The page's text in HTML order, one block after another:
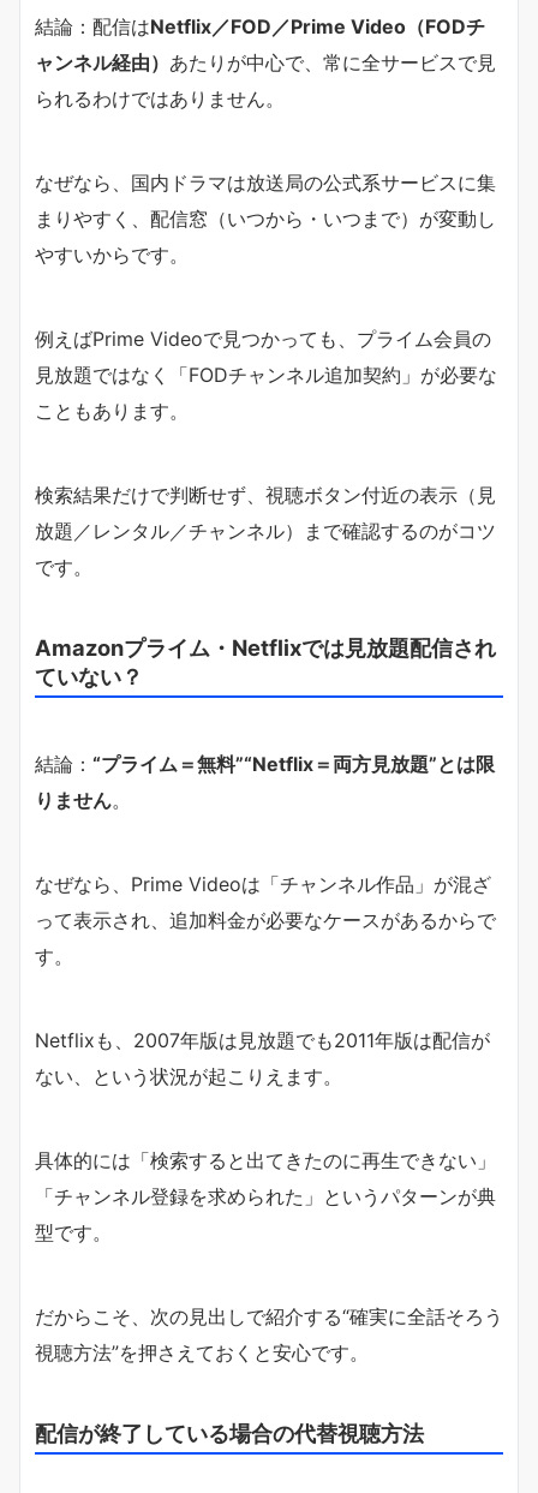
結論：配信はNetflix／FOD／Prime Video（FODチ
ャンネル経由） あたりが中心で、常に全サービスで見
られるわけではありません。
なぜなら、国内ドラマは放送局の公式系サービスに集
まりやすく、配信窓（いつから・いつまで）が変動し
やすいからです。
例えばPrime Videoで見つかっても、プライム会員の
見放題ではなく「FODチャンネル追加契約」が必要な
こともあります。
検索結果だけで判断せず、視聴ボタン付近の表示（見
放題／レンタル／チャンネル）まで確認するのがコツ
です。
Amazonプライム・Netflixでは見放題配信され
ていない？
結論： “プライム＝無料”“Netflix＝両方見放題”とは限
りません。
なぜなら、Prime Videoは「チャンネル作品」が混ざ
って表示され、追加料金が必要なケースがあるからで
す。
Netflixも、2007年版は見放題でも2011年版は配信が
ない、という状況が起こりえます。
具体的には「検索すると出てきたのに再生できない」
「チャンネル登録を求められた」というパターンが典
型です。
だからこそ、次の見出しで紹介する“確実に全話そろう
視聴方法”を押さえておくと安心です。
配信が終了している場合の代替視聴方法